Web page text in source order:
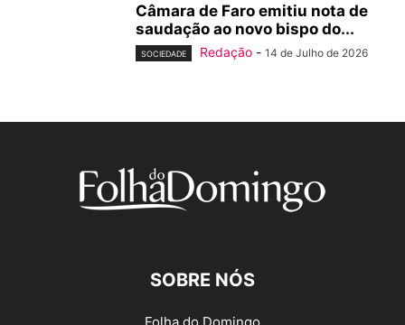
Câmara de Faro emitiu nota de
saudação ao novo bispo do...
SOCIEDADE Redação - 14 de Julho de 2026
SOBRE NÓS
Folha do Domingo